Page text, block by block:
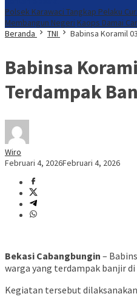
Polsek Karawaci Tangkap Pelaku
Membangun Negeri Kaops Damai
Beranda
TNI Babinsa Koramil
Babinsa
Terdampak
Wiro
Februari 4, 2026Februari 4, 2026
Bekasi Cabangbungin –
warga yang terdampak banjir di
Kegiatan tersebut